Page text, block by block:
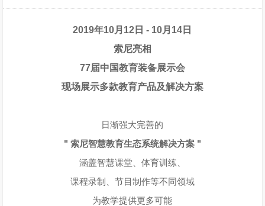
2019年10月12日 - 10月14日
索尼亮相
77届中国教育装备展示会
现场展示多款教育产品及解决方案
日渐强大完善的
" 索尼智慧教育生态系统解决方案 "
涵盖智慧课堂、体育训练、
课程录制、节目制作等不同领域
为教学提供更多可能